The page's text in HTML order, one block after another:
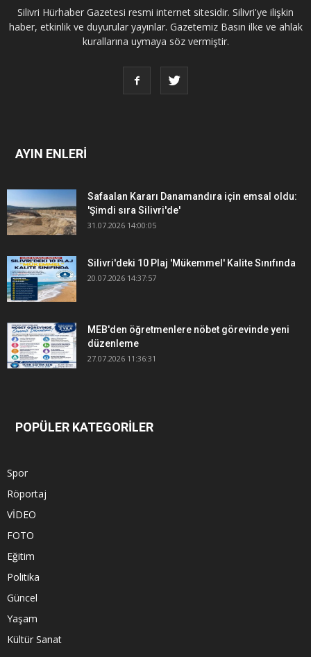
Silivri Hürhaber Gazetesi resmi internet sitesidir. Silivri'ye ilişkin
haber, etkinlik ve duyurular yayınlar. Gazetemiz Basın ilke ve ahlak
kurallarına uymaya söz vermiştir.
AYIN ENLERİ
Safaalan Kararı Danamandıra için emsal oldu:
'Şimdi sıra Silivri'de'
31.07.2026 14:00:05
Silivri'deki 10 Plaj 'Mükemmel' Kalite Sınıfında
20.07.2026 14:37:57
MEB'den öğretmenlere nöbet görevinde yeni
düzenleme
27.07.2026 11:36:31
POPÜLER KATEGORİLER
Spor
Röportaj
VİDEO
FOTO
Eğitim
Politika
Güncel
Yaşam
Kültür Sanat